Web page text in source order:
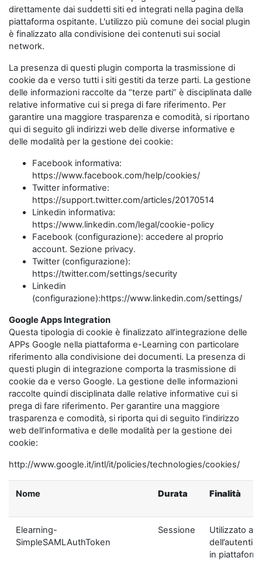
direttamente dai suddetti siti ed integrati nella pagina della
piattaforma ospitante. L'utilizzo più comune dei social plugin
è finalizzato alla condivisione dei contenuti sui social
network.
La presenza di questi plugin comporta la trasmissione di
cookie da e verso tutti i siti gestiti da terze parti. La gestione
delle informazioni raccolte da “terze parti” è disciplinata dalle
relative informative cui si prega di fare riferimento. Per
garantire una maggiore trasparenza e comodità, si riportano
qui di seguito gli indirizzi web delle diverse informative e
delle modalità per la gestione dei cookie:
Facebook informativa:
https://www.facebook.com/help/cookies/
Twitter informative:
https://support.twitter.com/articles/20170514
Linkedin informativa:
https://www.linkedin.com/legal/cookie-policy
Facebook (configurazione): accedere al proprio
account. Sezione privacy.
Twitter (configurazione):
https://twitter.com/settings/security
Linkedin
(configurazione):https://www.linkedin.com/settings/
Google Apps Integration
Questa tipologia di cookie è finalizzato all’integrazione delle
APPs Google nella piattaforma e-Learning con particolare
riferimento alla condivisione dei documenti. La presenza di
questi plugin di integrazione comporta la trasmissione di
cookie da e verso Google. La gestione delle informazioni
raccolte quindi disciplinata dalle relative informative cui si
prega di fare riferimento. Per garantire una maggiore
trasparenza e comodità, si riporta qui di seguito l’indirizzo
web dell’informativa e delle modalità per la gestione dei
cookie:
http://www.google.it/intl/it/policies/technologies/cookies/
Nome Durata Finalità
Elearning-
SimpleSAMLAuthToken
Sessione
Utilizzato ai
in